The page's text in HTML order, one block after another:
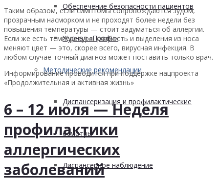
Обеспечение безопасности пациентов
Журнал «Профи»
Методические рекомендации
Диспансеризация и профилактические
осмотры
Диспансерное наблюдение
Таким образом, если симптомы сопровождаются зудом,
прозрачным насморком и не проходят более недели без
повышения температуры — стоит задуматься об аллергии.
Если же есть температура, слабость и выделения из носа
меняют цвет — это, скорее всего, вирусная инфекция. В
любом случае точный диагноз может поставить только врач.
Информирование проводится при поддержке нацпроекта
«Продолжительная и активная жизнь»
6 – 12 июля — Неделя
профилактики
аллергических
заболеваний